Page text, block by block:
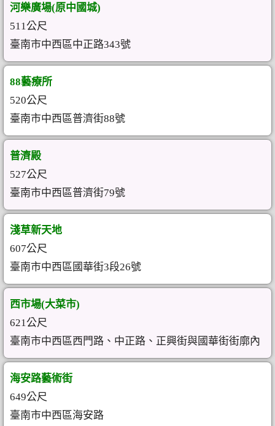
河樂廣場(原中國城)
511公尺
臺南市中西區中正路343號
88藝療所
520公尺
臺南市中西區普濟街88號
普濟殿
527公尺
臺南市中西區普濟街79號
淺草新天地
607公尺
臺南市中西區國華街3段26號
西市場(大菜市)
621公尺
臺南市中西區西門路、中正路、正興街與國華街街廓內
海安路藝術街
649公尺
臺南市中西區海安路